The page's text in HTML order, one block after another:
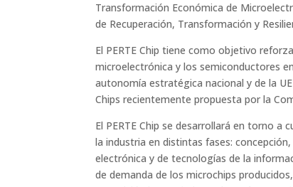
Transformación Económica de
de Recuperación, Transformación y
El PERTE Chip tiene como objetivo
microelectrónica y los semiconductores
autonomía estratégica nacional y de la
Chips recientemente propuesta por la
El PERTE Chip se desarrollará en torno
la industria en distintas fases:
electrónica y de tecnologías de la
de demanda de los microchips